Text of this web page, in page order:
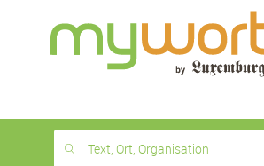
month
free
Text, Ort, Organisation